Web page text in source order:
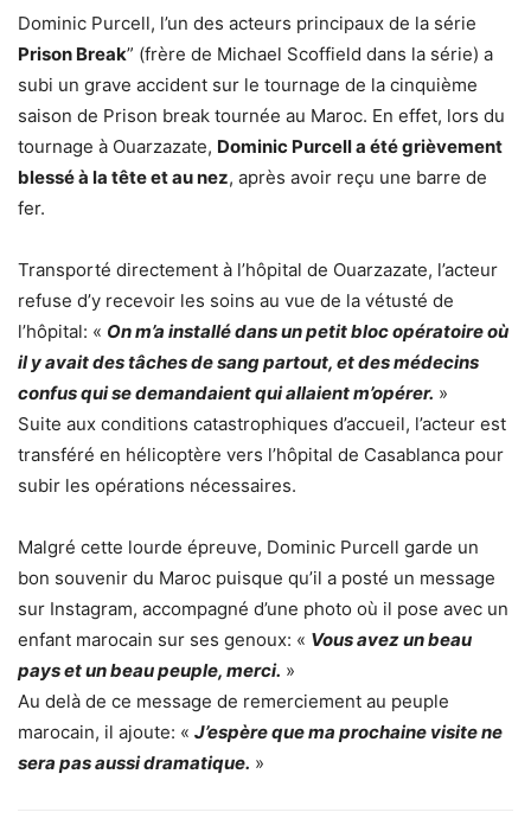
Dominic Purcell, l’un des acteurs principaux de la série
Prison Break” (frère de Michael Scoffield dans la série) a
subi un grave accident sur le tournage de la cinquième
saison de Prison break tournée au Maroc. En effet, lors du
tournage à Ouarzazate, Dominic Purcell a été grièvement
blessé à la tête et au nez, après avoir reçu une barre de
fer.
Transporté directement à l’hôpital de Ouarzazate, l’acteur
refuse d’y recevoir les soins au vue de la vétusté de
l’hôpital: « On m’a installé dans un petit bloc opératoire où
il y avait des tâches de sang partout, et des médecins
confus qui se demandaient qui allaient m’opérer. »
Suite aux conditions catastrophiques d’accueil, l’acteur est
transféré en hélicoptère vers l’hôpital de Casablanca pour
subir les opérations nécessaires.
Malgré cette lourde épreuve, Dominic Purcell garde un
bon souvenir du Maroc puisque qu’il a posté un message
sur Instagram, accompagné d’une photo où il pose avec un
enfant marocain sur ses genoux: « Vous avez un beau
pays et un beau peuple, merci. »
Au delà de ce message de remerciement au peuple
marocain, il ajoute: « J’espère que ma prochaine visite ne
sera pas aussi dramatique. »